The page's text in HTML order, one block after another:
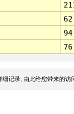
62
94
76
记录, 由此给您带来的访